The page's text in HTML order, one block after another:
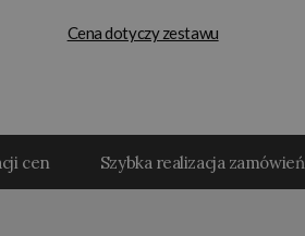
Cena dotyczy zestawu
cen Szybka realizacja zamówień